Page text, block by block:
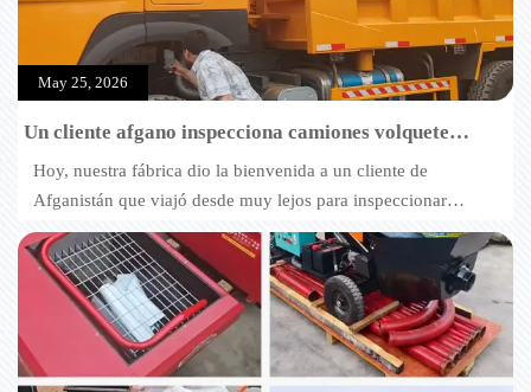
May 25, 2026
Un cliente afgano inspecciona camiones volquete
usados
Hoy, nuestra fábrica dio la bienvenida a un cliente de
Afganistán que viajó desde muy lejos para inspeccionar
nuestros camiones volquete usados. El cliente participa en
proyectos de infraestructura y transporte en Afganistán y tiene
requisitos extremadamente altos en cuanto a la durabilidad de
los vehículos y la rentabilidad.